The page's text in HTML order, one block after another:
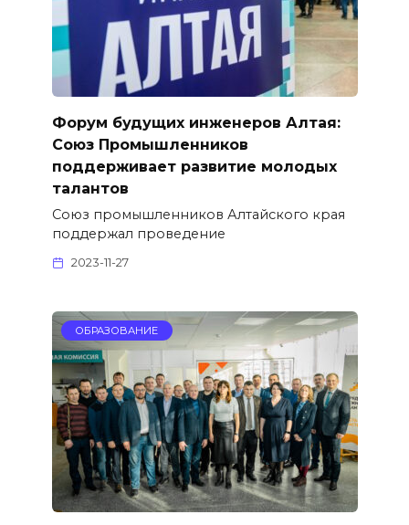
Форум будущих инженеров Алтая:
Союз Промышленников
поддерживает развитие молодых
талантов
Союз промышленников Алтайского края
поддержал проведение
2023-11-27
ОБРАЗОВАНИЕ